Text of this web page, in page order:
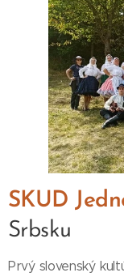
SKUD
Srbsku
Prvý slovenský